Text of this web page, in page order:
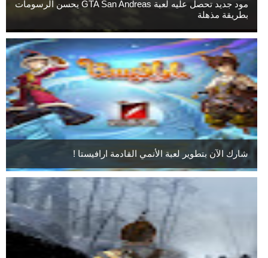
مود جديد تحصل عليه لعبة GTA San Andreas يحسن الرسومات
بطريقة مذهلة
شارك الآن بتطوير لعبة الأنمي القادمة ارافيستا !